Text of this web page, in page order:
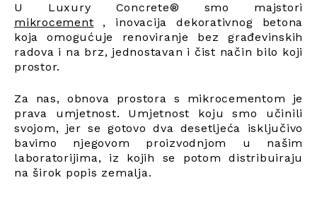
U Luxury Concrete® smo majstori
mikrocement , inovacija dekorativnog betona
koja omogućuje renoviranje bez građevinskih
radova i na brz, jednostavan i čist način bilo koji
prostor.
Za nas, obnova prostora s mikrocementom je
prava umjetnost. Umjetnost koju smo učinili
svojom, jer se gotovo dva desetljeća isključivo
bavimo njegovom proizvodnjom u našim
laboratorijima, iz kojih se potom distribuiraju
na širok popis zemalja.